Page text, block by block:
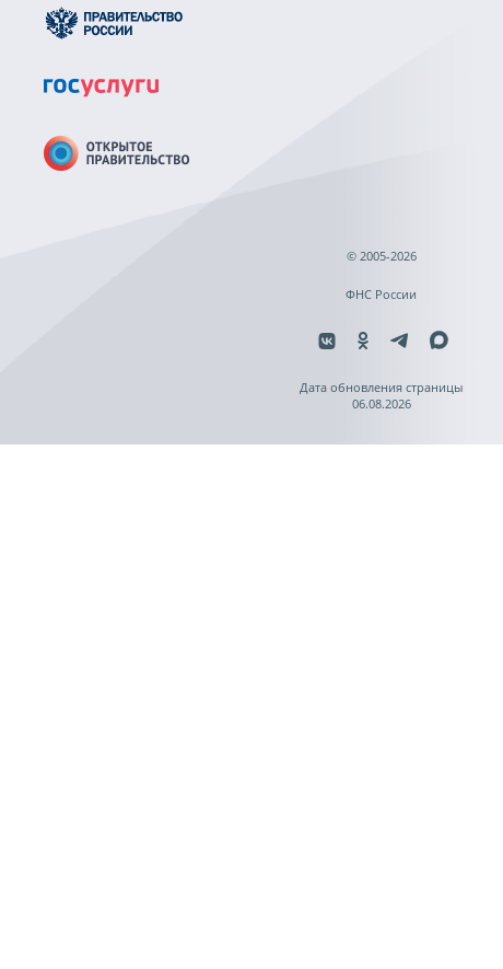
© 2005-2026
ФНС России
Дата обновления страницы
06.08.2026